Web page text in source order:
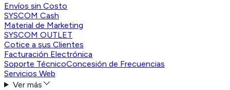
Envíos sin Costo
SYSCOM Cash
Material de Marketing
SYSCOM OUTLET
Cotice a sus Clientes
Facturación Electrónica
Soporte TécnicoConcesión de Frecuencias
Servicios Web
Ver más